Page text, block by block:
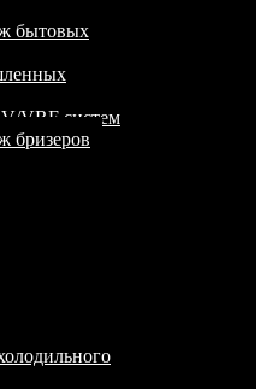
бытовых
VRF систем
бризеров